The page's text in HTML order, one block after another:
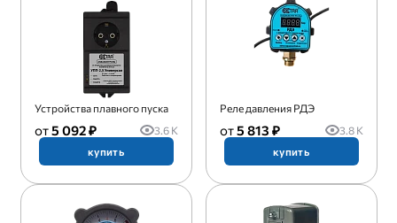
Устройства плавного пуска
5 092 ₽
3.6 K
купить
Реле давления РДЭ
5 813 ₽
3.8 K
купить